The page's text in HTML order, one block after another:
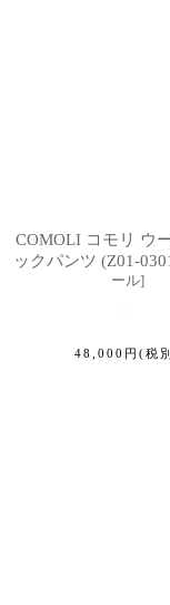
COMOLI コモリ ウ
ックパンツ (Z01-
ール]
48,000 円 (税